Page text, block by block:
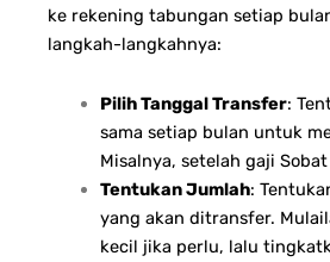
ke rekening tabungan setiap
langkah-langkahnya:
Pilih Tanggal Transfer:
sama setiap bulan untuk
Misalnya, setelah gaji
Tentukan Jumlah:
yang akan ditransfer.
kecil jika perlu, lalu